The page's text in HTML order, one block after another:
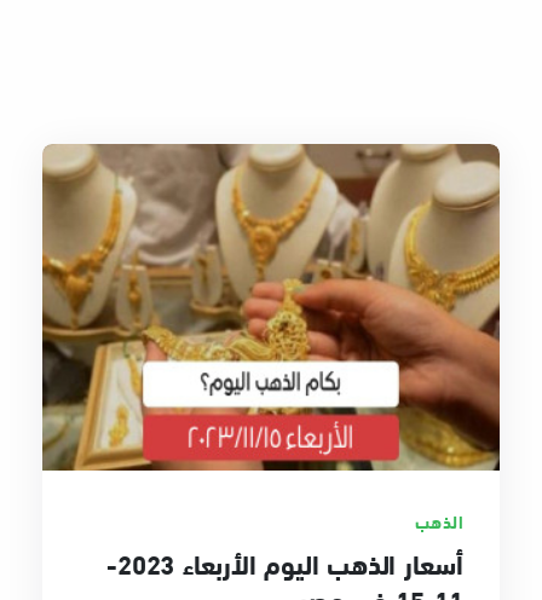
الذهب
أسعار الذهب اليوم الأربعاء 2023-